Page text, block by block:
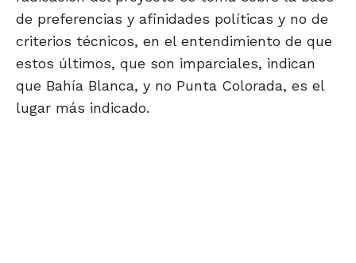
de preferencias y afinidades políticas y no de
criterios técnicos, en el entendimiento de que
estos últimos, que son imparciales, indican
que Bahía Blanca, y no Punta Colorada, es el
lugar más indicado.